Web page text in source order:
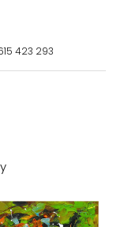
423 293